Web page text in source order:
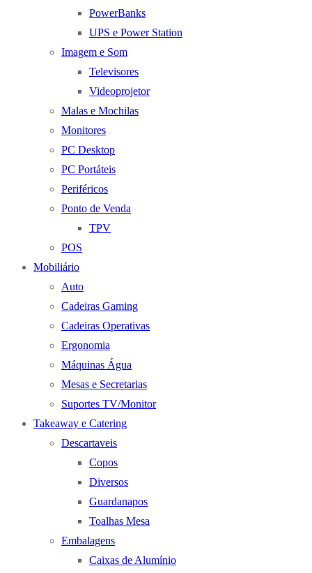
PowerBanks
UPS e Power Station
Imagem e Som
Televisores
Videoprojetor
Malas e Mochilas
Monitores
PC Desktop
PC Portáteis
Periféricos
Ponto de Venda
TPV
POS
Mobiliário
Auto
Cadeiras Gaming
Cadeiras Operativas
Ergonomia
Máquinas Água
Mesas e Secretarias
Suportes TV/Monitor
Takeaway e Catering
Descartaveis
Copos
Diversos
Guardanapos
Toalhas Mesa
Embalagens
Caixas de Alumínio